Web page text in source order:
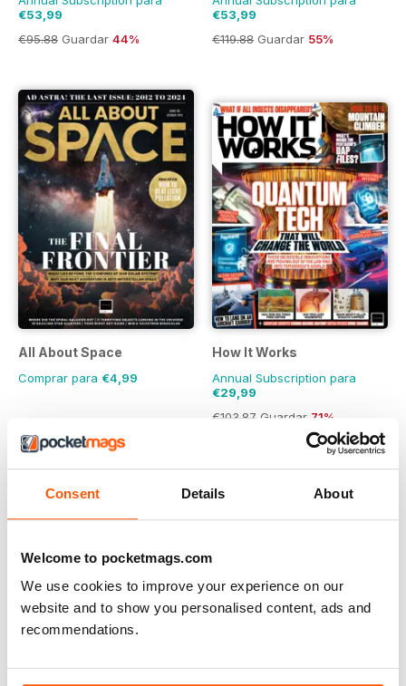
Consent Details About
Welcome to pocketmags.com
We use cookies to improve your experience on our
website and to show you personalised content, ads and
recommendations.
€53,99
€95.88 Guardar 44%
€53,99
€119.88 Guardar 55%
All About Space
Comprar para €4,99
How It Works
Annual Subscription para
€29,99
€103.87 Guardar 71%